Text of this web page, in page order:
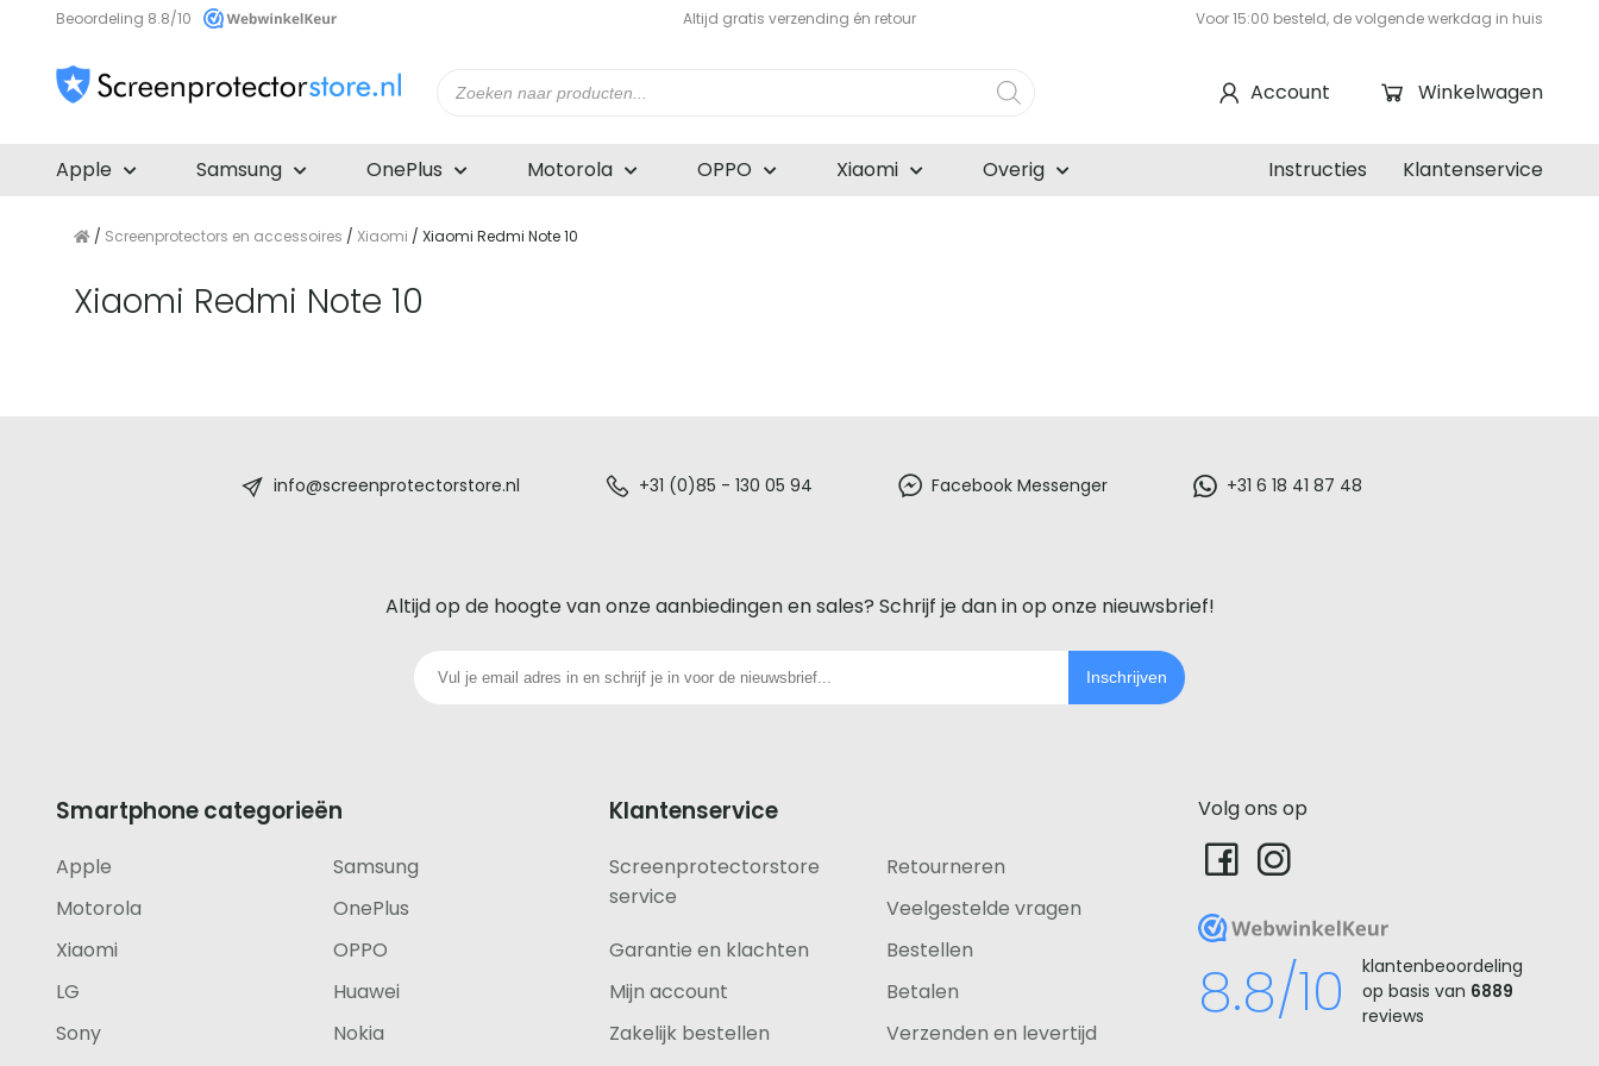
Beoordeling 8.8/10 Altijd gratis verzending én retour Voor 15:00 besteld, de volgende werkdag in huis
zoeken Winkelwagen
Account
Apple Samsung OnePlus Motorola OPPO Xiaomi Overig Klantenservice
Instructies
/ Screenprotectors en accessoires / Xiaomi / Xiaomi Redmi Note 10
Xiaomi Redmi Note 10
iedere
telefoon
footer
info@screenprotectorstore.nl +31 (0)85 - 130 05 94 Facebook Messenger +31 6 18 41 87 48
Altijd op de hoogte van onze aanbiedingen en sales? Schrijf je dan in op onze nieuwsbrief!
Inschrijven
Smartphone categorieën
Apple
Samsung
Motorola
OnePlus
Xiaomi
OPPO
LG
Huawei
Sony
Nokia
Klantenservice
Screenprotectorstore
service
Retourneren
Veelgestelde vragen
Garantie en klachten
Bestellen
Mijn account
Betalen
Zakelijk bestellen
Verzenden en levertijd
Volg ons op
WebwinkelKeur
8.8/10
klantenbeoordeling
op basis van 6889
reviews